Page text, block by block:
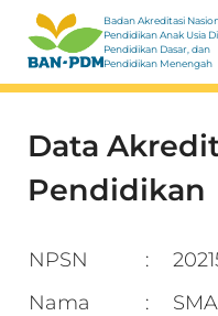
Badan Akreditasi
Pendidikan Anak Usia
Pendidikan Dasar, dan
Pendidikan Menengah
Data
Pendidikan
NPSN :
Nama
: